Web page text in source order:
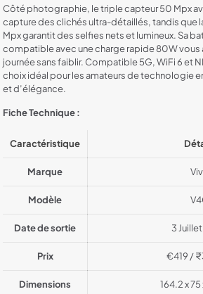
Côté photographie, le triple capteur 50 Mpx
capture des clichés ultra-détaillés, tandis que
Mpx garantit des selfies nets et lumineux. Sa
compatible avec une charge rapide 80W
journée sans faiblir. Compatible 5G, WiFi 6 et
choix idéal pour les amateurs de technologie
et d’élégance.
Fiche Technique :
Caractéristique
Marque
Modèle
Date de sortie 3
Prix €419 /
Dimensions 164.2 x 75